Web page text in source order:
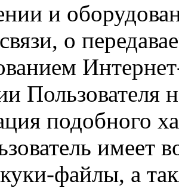
и
о
Пользователя
подобного
имеет
файлы, а